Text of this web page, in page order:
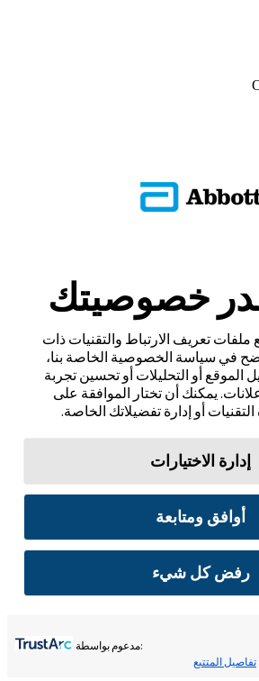
خصوصيتك
ملفات تعريف الارتباط والتقنيات ذات
في سياسة الخصوصية الخاصة بنا،
أو التحليلات أو تحسين تجربة
يمكنك أن تختار الموافقة على
أو إدارة تفضيلاتك الخاصة.
إدارة الاختيارات
أوافق ومتابعة
رفض كل شيء
تفاصيل المتتبع
:مدعوم بواسطة